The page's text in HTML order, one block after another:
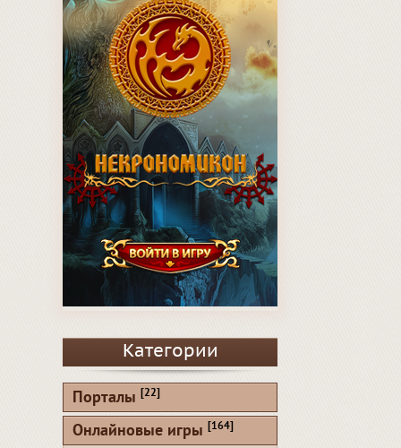
Категории
Порталы [22]
Онлайновые игры [164]